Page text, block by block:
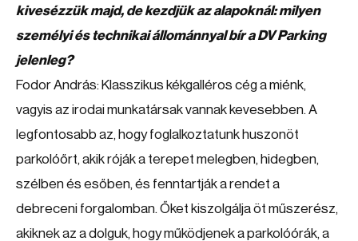
kivesézzük majd, de kezdjük az alapoknál: milyen
személyi és technikai állománnyal bír a DV Parking
jelenleg?
Fodor András: Klasszikus kékgalléros cég a miénk,
vagyis az irodai munkatársak vannak kevesebben. A
legfontosabb az, hogy foglalkoztatunk huszonöt
parkolóőrt, akik róják a terepet melegben, hidegben,
szélben és esőben, és fenntartják a rendet a
debreceni forgalomban. Őket kiszolgálja öt műszerész,
akiknek az a dolguk, hogy működjenek a parkolóórák, a